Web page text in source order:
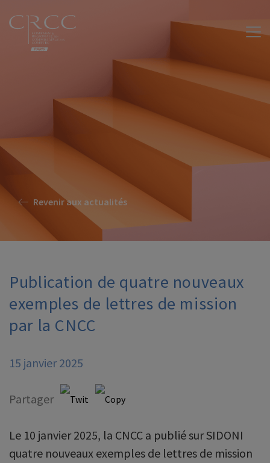
Revenir aux actualités
Publication de quatre nouveaux
exemples de lettres de mission
par la CNCC
15 janvier 2025
Partager
Le 10 janvier 2025, la CNCC a publié sur SIDONI
quatre nouveaux exemples de lettres de mission